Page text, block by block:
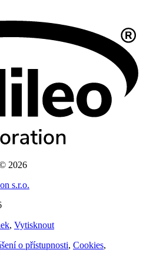
2026
s.r.o.
, Vytisknout
o přístupnosti, Cookies,